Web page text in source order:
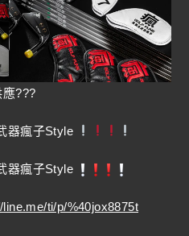
應???
器瘋子Style
器瘋子Style
line.me/ti/p/%40jox8875t